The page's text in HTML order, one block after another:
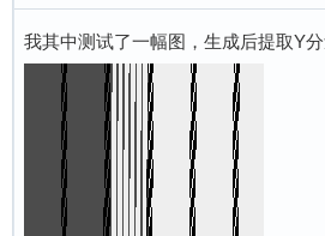
我其中测试了一幅图，生成后提取Y